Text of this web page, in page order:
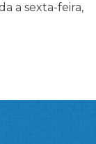
a sexta-feira,